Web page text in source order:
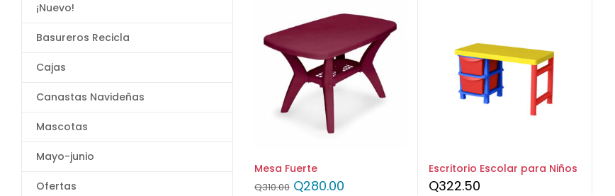
¡Nuevo!
Basureros Recicla
Cajas
Canastas Navideñas
Mascotas
Mayo-junio
Ofertas
Mesa Fuerte
Q310.00 Q280.00
Escritorio Escolar para Niños
Q322.50